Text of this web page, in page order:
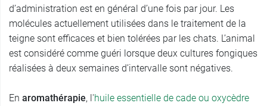
d’administration est en général d’une fois par jour. Les
molécules actuellement utilisées dans le traitement de la
teigne sont efficaces et bien tolérées par les chats. L’animal
est considéré comme guéri lorsque deux cultures fongiques
réalisées à deux semaines d’intervalle sont négatives.
En aromathérapie, l'huile essentielle de cade ou oxycèdre